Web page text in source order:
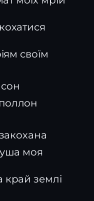
своїм
моя
край землі